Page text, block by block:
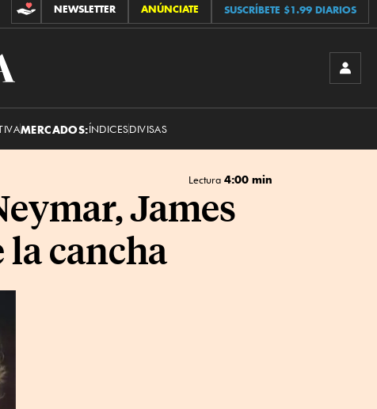
CONTRIBUCIONES
NEWSLETTER ANÚNCIATE SUSCRÍBETE $1.99 DIARIOS
MERCADOS:ÍNDICESDIVISAS
Lectura 4:00 min
James
cancha